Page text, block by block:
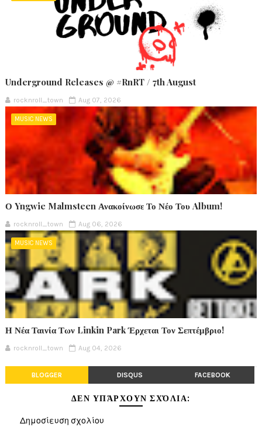
Underground Releases @ #RnRT / 7th August
rocknroll_town Aug 07, 2026
MUSIC NEWS
Ο Yngwie Malmsteen Ανακοίνωσε Το Νέο Του Album!
rocknroll_town Aug 06, 2026
MUSIC NEWS
Η Νέα Ταινία Των Linkin Park Έρχεται Τον Σεπτέμβριο!
rocknroll_town Aug 04, 2026
BLOGGER DISQUS FACEBOOK
ΔΕΝ ΥΠΆΡΧΟΥΝ ΣΧΌΛΙΑ:
Δημοσίευση σχολίου